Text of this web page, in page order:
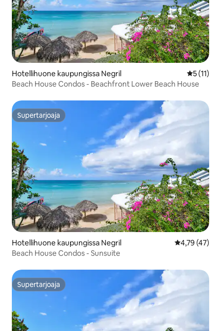
Hotellihuone kaupungissa Negril
5 (11)
Beach House Condos - Beachfront Lower Beach House
Supertarjoaja
Supertarjoaja
Hotellihuone kaupungissa Negril
4,79 (47)
Beach House Condos - Sunsuite
Supertarjoaja
Supertarjoaja